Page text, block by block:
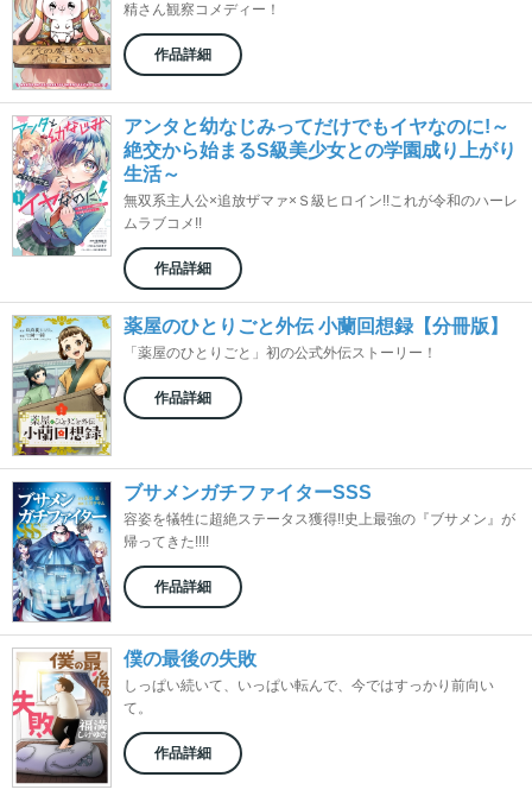
精さん観察コメディー！
作品詳細
アンタと幼なじみってだけでもイヤなのに!～
絶交から始まるS級美少女との学園成り上がり
生活～
無双系主人公×追放ザマァ×Ｓ級ヒロイン!!これが令和のハーレ
ムラブコメ!!
作品詳細
薬屋のひとりごと外伝 小蘭回想録【分冊版】
「薬屋のひとりごと」初の公式外伝ストーリー！
作品詳細
ブサメンガチファイターSSS
容姿を犠牲に超絶ステータス獲得!!史上最強の『ブサメン』が
帰ってきた!!!!
作品詳細
僕の最後の失敗
しっぱい続いて、いっぱい転んで、今ではすっかり前向い
て。
作品詳細